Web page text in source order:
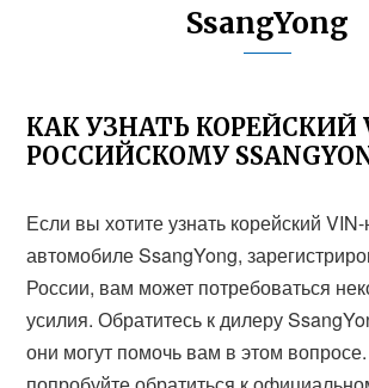
SsangYong
КАК УЗНАТЬ КОРЕЙСКИЙ
РОССИЙСКОМУ
Если вы хотите узнать корейский
автомобиле SsangYong,
России, вам может потребоваться
усилия. Обратитесь к дилеру
они могут помочь вам в этом